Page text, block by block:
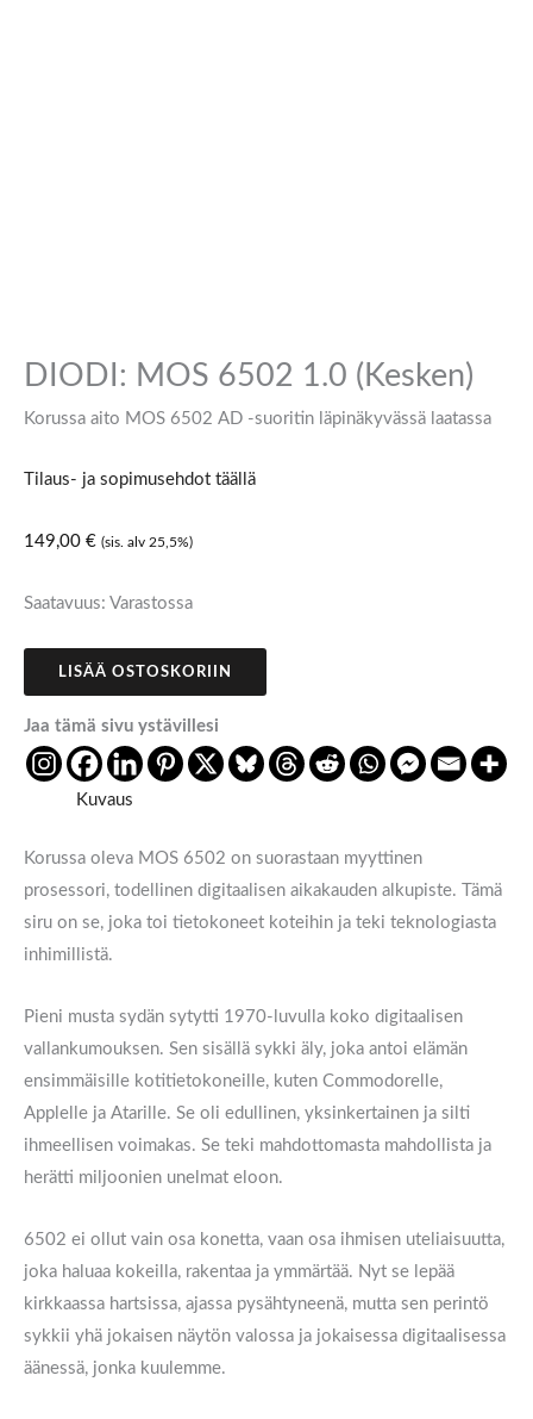
DIODI: MOS 6502 1.0 (Kesken)
Korussa aito MOS 6502 AD -suoritin läpinäkyvässä laatassa
Tilaus- ja sopimusehdot täällä
149,00 € (sis. alv 25,5%)
Saatavuus: Varastossa
LISÄÄ OSTOSKORIIN
Jaa tämä sivu ystävillesi
Kuvaus
Korussa oleva MOS 6502 on suorastaan myyttinen
prosessori, todellinen digitaalisen aikakauden alkupiste. Tämä
siru on se, joka toi tietokoneet koteihin ja teki teknologiasta
inhimillistä.
Pieni musta sydän sytytti 1970-luvulla koko digitaalisen
vallankumouksen. Sen sisällä sykki äly, joka antoi elämän
ensimmäisille kotitietokoneille, kuten Commodorelle,
Applelle ja Atari­lle. Se oli edullinen, yksinkertainen ja silti
ihmeellisen voimakas. Se teki mahdottomasta mahdollista ja
herätti miljoonien unelmat eloon.
6502 ei ollut vain osa konetta, vaan osa ihmisen uteliaisuutta,
joka haluaa kokeilla, rakentaa ja ymmärtää. Nyt se lepää
kirkkaassa hartsissa, ajassa pysähtyneenä, mutta sen perintö
sykkii yhä jokaisen näytön valossa ja jokaisessa digitaalisessa
äänessä, jonka kuulemme.